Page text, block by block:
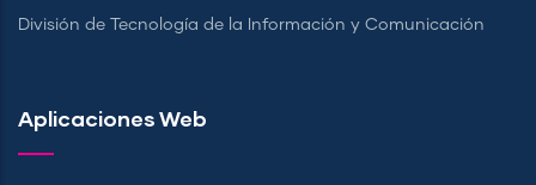
División de Tecnología de la Información y Comunicación
Aplicaciones Web